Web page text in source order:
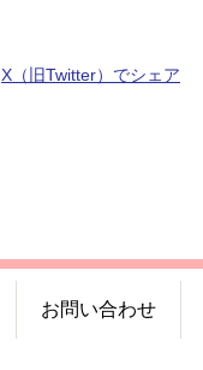
X（旧Twitter）でシェア
お問い合わせ